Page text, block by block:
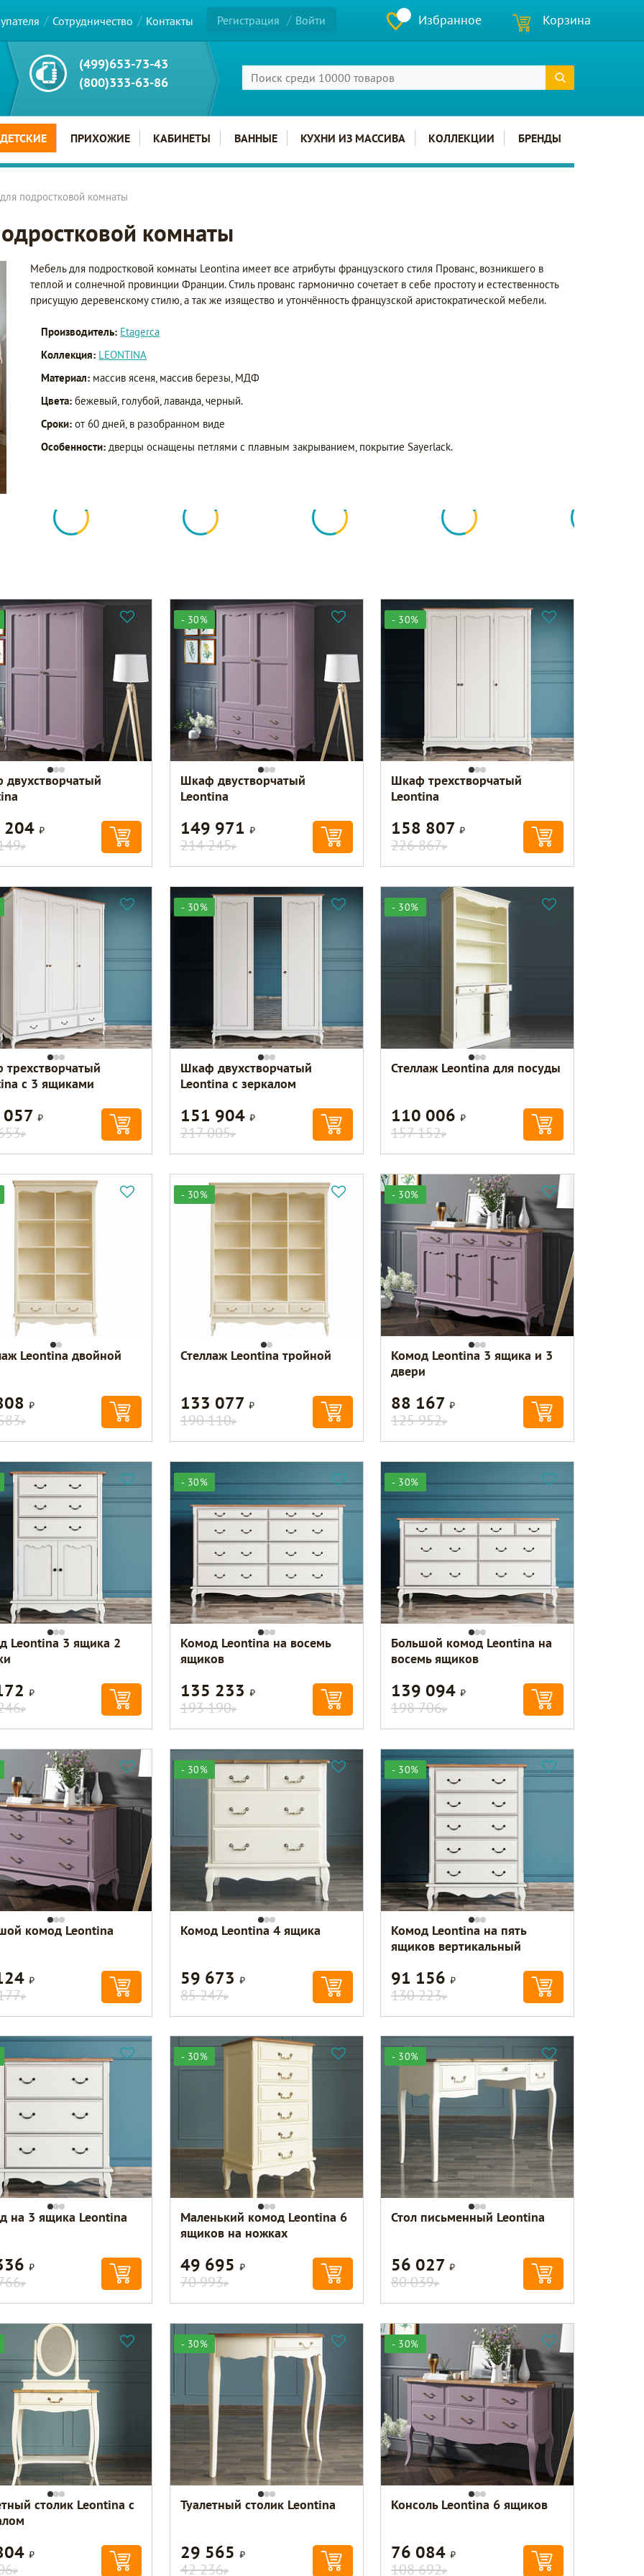
Сотрудничество Контакты Регистрация Войти Избранное Корзина
(499)653-73-43
(800)333-63-86
ДЕТСКИЕ ПРИХОЖИЕ КАБИНЕТЫ ВАННЫЕ КУХНИ ИЗ МАССИВА КОЛЛЕКЦИИ БРЕНДЫ
подростковой комнаты
комнаты
Мебель для подростковой комнаты Leontina имеет все атрибуты французского стиля Прованс, возникшего в
теплой и солнечной провинции Франции. Стиль прованс гармонично сочетает в себе простоту и естественность
присущую деревенскому стилю, а так же изящество и утончённость французской аристократической мебели.
Производитель: Etagerca
Коллекция: LEONTINA
Материал: массив ясеня, массив березы, МДФ
Цвета: бежевый, голубой, лаванда, черный.
Сроки:от 60 дней, в разобранном виде
Особенности: дверцы оснащены петлями с плавным закрыванием, покрытие Sayerlack.
204 Р
Р
- 30%
Шкаф двустворчатый
Leontina
149 971 Р
214 245Р
- 30%
Шкаф трехстворчатый
Leontina
158 807Р
226 867Р
с 3 ящиками
Р
Р
- 30%
Шкаф двухстворчатый
Leontina с зеркалом
151 904 Р
217 005Р
- 30%
Стеллаж Leontina для посуды
110 006Р
157 152Р
Leontina двойной
Р
Р
- 30%
Стеллаж Leontina тройной
133 077 Р
190 110Р
- 30%
Комод Leontina 3 ящика и 3
двери
88 167Р
125 952Р
Leontina 3 ящика 2
Р
Р
- 30%
Комод Leontina на восемь
ящиков
135 233 Р
193 190Р
- 30%
Большой комод Leontina на
восемь ящиков
139 094Р
198 706Р
комод Leontina
Р
Р
- 30%
Комод Leontina 4 ящика
59 673 Р
85 247Р
- 30%
Комод Leontina на пять
ящиков вертикальный
91 156Р
130 223Р
на 3 ящика Leontina
Р
Р
- 30%
Маленький комод Leontina 6
ящиков на ножках
49 695 Р
70 993Р
- 30%
Стол письменный Leontina
56 027Р
80 039Р
столик Leontina с
Р
Р
- 30%
Туалетный столик Leontina
29 565 Р
42 236Р
- 30%
Консоль Leontina 6 ящиков
76 084Р
108 692Р